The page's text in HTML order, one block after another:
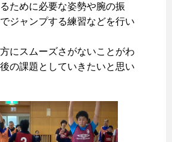
ために必要な姿勢や腕の振
ジャンプする練習などを行い
にスムーズさがないことがわ
の課題としていきたいと思い